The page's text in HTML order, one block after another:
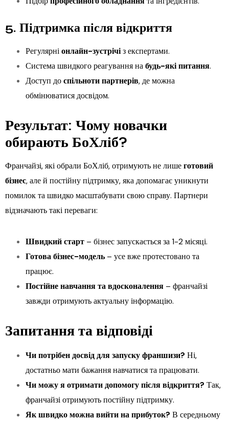
5. Підтримка після відкриття
Регулярніонлайн-зустрічіз експертами.
Система швидкого реагування набудь-які питання.
Доступ доспільноти партнерів, де можна
обмінюватися досвідом.
Результат: Чому новачки
обирають БоХліб?
Франчайзі, які обрали БоХліб, отримують не лишеготовий
бізнес, але й постійну підтримку, яка допомагає уникнути
помилок та швидко масштабувати свою справу. Партнери
відзначають такі переваги:
Швидкий старт – бізнес запускається за 1-2 місяці.
Готова бізнес-модель – усе вже протестовано та
працює.
Постійне навчання та вдосконалення – франчайзі
завжди отримують актуальну інформацію.
Запитання та відповіді
Чи потрібен досвід для запуску франшизи? Ні,
достатньо мати бажання навчатися та працювати.
Чи можу я отримати допомогу після відкриття? Так,
франчайзі отримують постійну підтримку.
Як швидко можна вийти на прибуток? В середньому